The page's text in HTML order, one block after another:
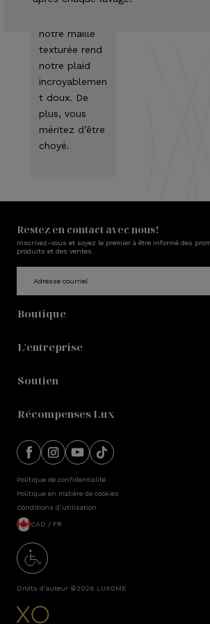
notre maille
texturée rend
notre plaid
incroyablemen
t doux. De
plus, vous
méritez d’être
choyé.
Restez en contact avec nous!
Inscrivez-vous et soyez le premier à être informé des
produits et des ventes.
Boutique
L'entreprise
Soutien
Récompenses Lux
Politique de confidentialité
Politique en matière de cookies
Conditions d’utilisation
CAD / FR
Droits d’auteur ©2026 LUXOME